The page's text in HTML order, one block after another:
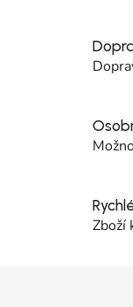
Zboží